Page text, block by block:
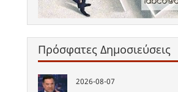
Πρόσφατες Δημοσιεύσεις
2026-08-07